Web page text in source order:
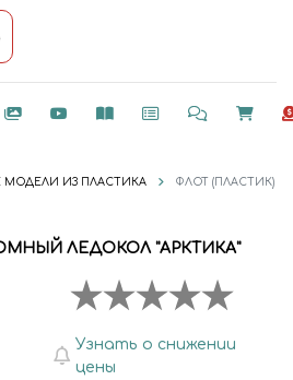
МОДЕЛИ ИЗ ПЛАСТИКА ФЛОТ (ПЛАСТИК)
ЛЕДОКОЛ "АРКТИКА"
Узнать о снижении
цены